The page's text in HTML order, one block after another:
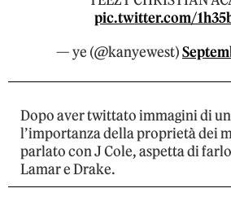
pic.twitter.com/
— ye (@kanyewest)
Dopo aver twittato immagini di
l’importanza della proprietà dei
parlato con J Cole, aspetta di
Lamar e Drake.